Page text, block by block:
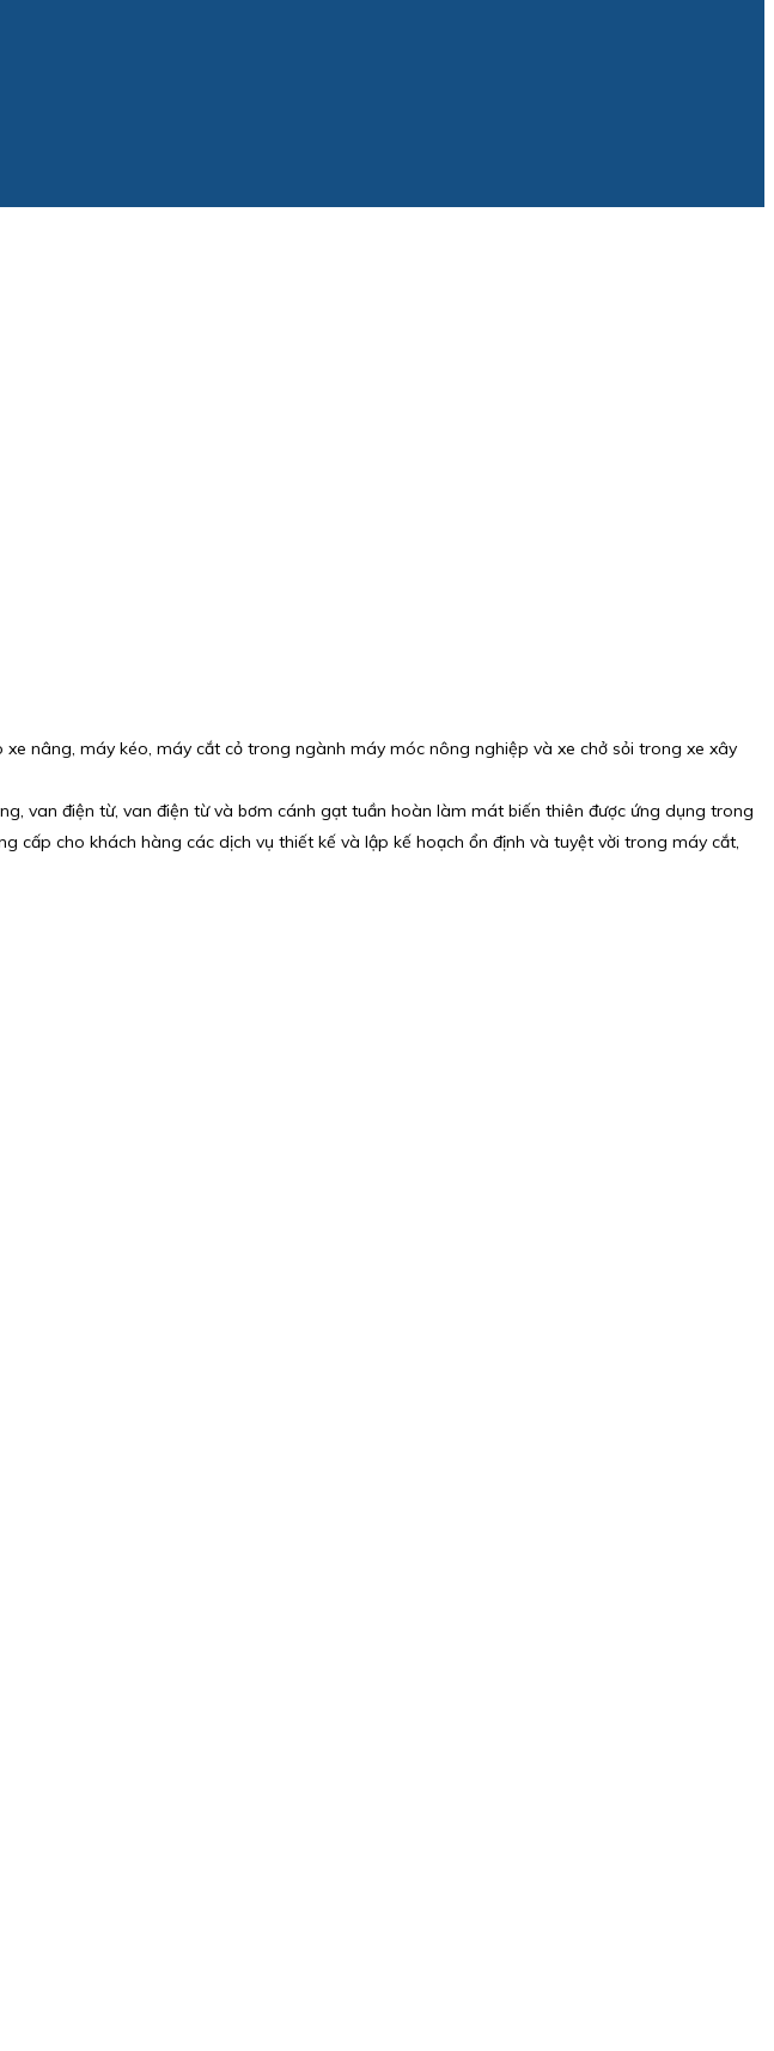
nâng, máy kéo, máy cắt cỏ trong ngành máy móc nông nghiệp và xe chở sỏi trong xe xây
van điện từ, van điện từ và bơm cánh gạt tuần hoàn làm mát biến thiên được ứng dụng trong
cấp cho khách hàng các dịch vụ thiết kế và lập kế hoạch ổn định và tuyệt vời trong máy cắt,